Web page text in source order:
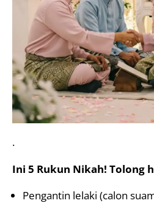
.
Ini 5 Rukun Nikah! Tolong
Pengantin lelaki (calon